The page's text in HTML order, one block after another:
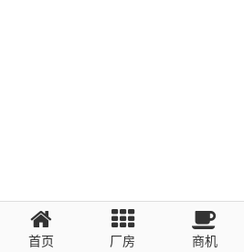
首页 厂房 商机